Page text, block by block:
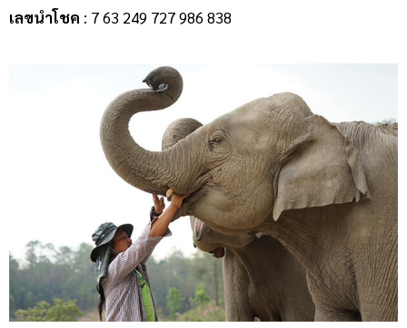
เลขนำโชค : 7 63 249 727 986 838